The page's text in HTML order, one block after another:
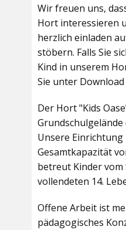
Wir freuen uns,
Hort interessieren
herzlich einladen
stöbern. Falls Sie
Kind in unserem
Sie unter
Der Hort "Kids
Grundschulgelände
Unsere Einrichtung
Gesamtkapazität
betreut Kinder
vollendeten 14.
Offene Arbeit ist
pädagogisches